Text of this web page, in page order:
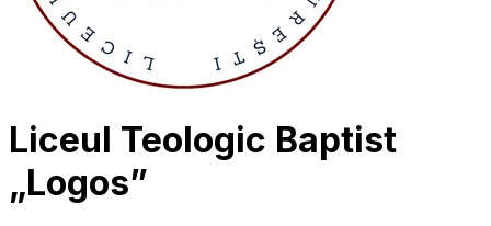
Liceul Teologic Baptist
„Logos”